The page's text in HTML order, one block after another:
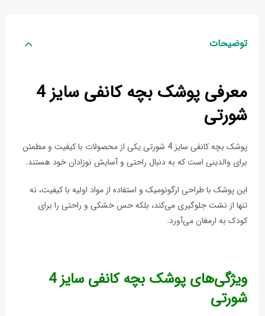
توضیحات
معرفی پوشک بچه کانفی سایز 4
شورتی
پوشک بچه کانفی سایز 4 شورتی یکی از محصولات با کیفیت و مطمئن
برای والدینی است که به دنبال راحتی و آسایش نوزادان خود هستند.
این پوشک با طراحی ارگونومیک و استفاده از مواد اولیه با کیفیت، نه
تنها از نشت جلوگیری می‌کند، بلکه حس خشکی و راحتی را برای
کودک به ارمغان می‌آورد.
ویژگی‌های پوشک بچه کانفی سایز 4
شورتی